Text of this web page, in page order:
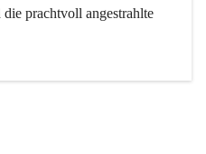
prachtvoll angestrahlte
mehr, ist aber integrativer